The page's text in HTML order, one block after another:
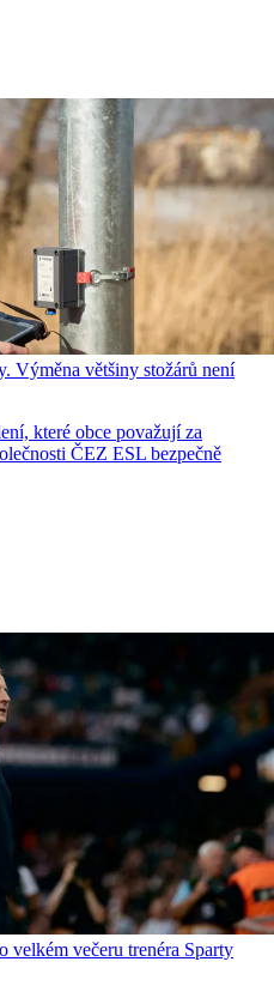
Výměna většiny stožárů není
které obce považují za
ČEZ ESL bezpečně
velkém večeru trenéra Sparty